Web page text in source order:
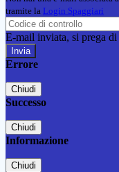
tramite la Login Spaggiari
E-mail inviata, si prega
Errore
Chiudi
Successo
Chiudi
Informazione
Chiudi